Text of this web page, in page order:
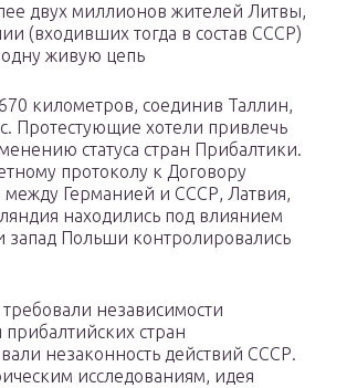
двух миллионов жителей Литвы,
(входивших тогда в состав СССР)
живую цепь
километров, соединив Таллин,
Протестующие хотели привлечь
статуса стран Прибалтики.
протоколу к Договору
Германией и СССР, Латвия,
находились под влиянием
запад Польши контролировались
независимости
стран
незаконность действий СССР.
исследованиям, идея